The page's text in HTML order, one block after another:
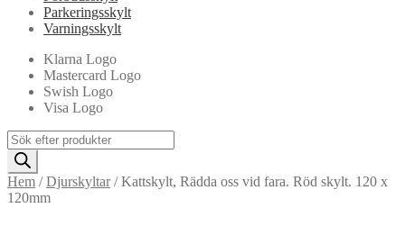
Parkeringsskylt
Varningsskylt
Klarna Logo
Mastercard Logo
Swish Logo
Visa Logo
Products
search
Hem /Djurskyltar/Kattskylt, Rädda oss vid fara. Röd skylt. 120 x
120mm